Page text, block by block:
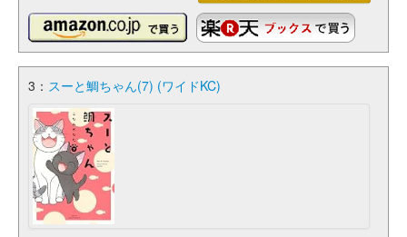
3： スーと鯛ちゃん(7) (ワイドKC)